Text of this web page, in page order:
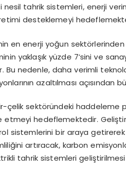
tahrik sistemleri, enerji
desteklemeyi
en enerji yoğun
yaklaşık yüzde 7’sini ve
Bu nedenle, daha verimli
azaltılması açısından
çelik sektöründeki haddeleme
etmeyi hedeflemektedir.
sistemlerini bir araya getirerek
artıracak, karbon
tahrik sistemleri